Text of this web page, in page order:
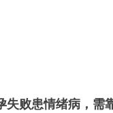
失败患情绪病，需